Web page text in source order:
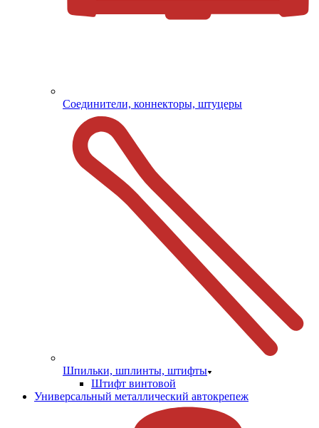
Соединители, коннекторы, штуцеры
Шпильки, шплинты, штифты
Штифт винтовой
Универсальный металлический автокрепеж